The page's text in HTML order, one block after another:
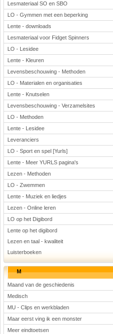
Lesmateriaal SO en SBO
LO - Gymmen met een beperking
Lente - downloads
Lesmateriaal voor Fidget Spinners
LO - Lesidee
Lente - Kleuren
Levensbeschouwing - Methoden
LO - Materialen en organisaties
Lente - Knutselen
Levensbeschouwing - Verzamelsites
LO - Methoden
Lente - Lesidee
Leveranciers
LO - Sport en spel [Yurls]
Lente - Meer YURLS pagina's
Lezen - Methoden
LO - Zwemmen
Lente - Muziek en liedjes
Lezen - Online leren
LO op het Digibord
Lente op het digibord
Lezen en taal - kwaliteit
Luisterboeken
M
Maand van de geschiedenis
Medisch
MU - Clips en werkbladen
Maar eerst ving ik een monster
Meer eindtoetsen